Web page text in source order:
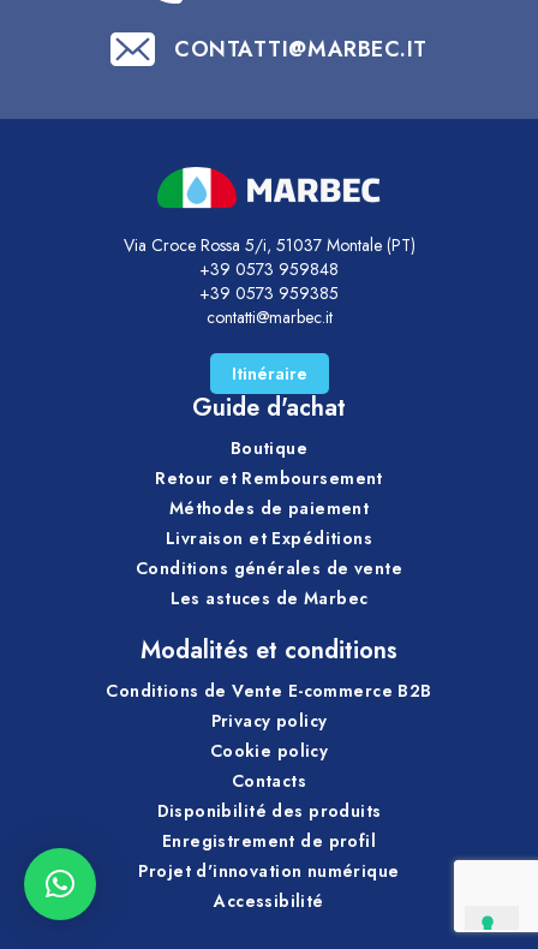
CONTATTI@MARBEC.IT
Via Croce Rossa 5/i, 51037 Montale (PT)
+39 0573 959848
+39 0573 959385
contatti@marbec.it
Itinéraire
Guide d'achat
Boutique
Retour et Remboursement
Méthodes de paiement
Livraison et Expéditions
Conditions générales de vente
Les astuces de Marbec
Modalités et conditions
Conditions de Vente E-commerce B2B
Privacy policy
Cookie policy
Contacts
Disponibilité des produits
Enregistrement de profil
Projet d'innovation numérique
Accessibilité